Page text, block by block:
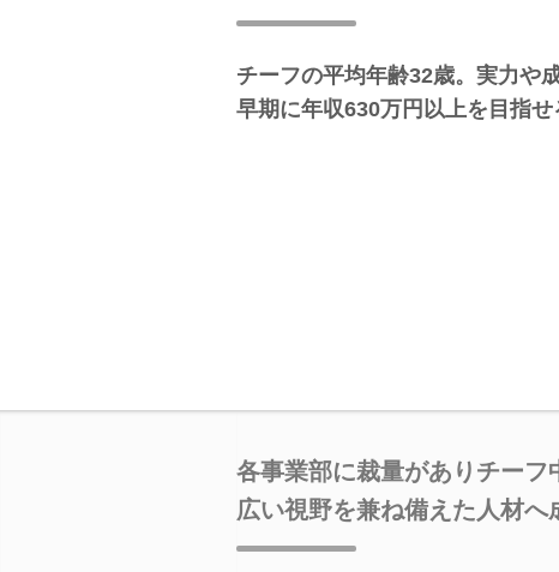
チーフの平均年齢32歳。実力や
早期に年収630万円以上を目指せ
各事業部に裁量がありチーフ
広い視野を兼ね備えた人材へ